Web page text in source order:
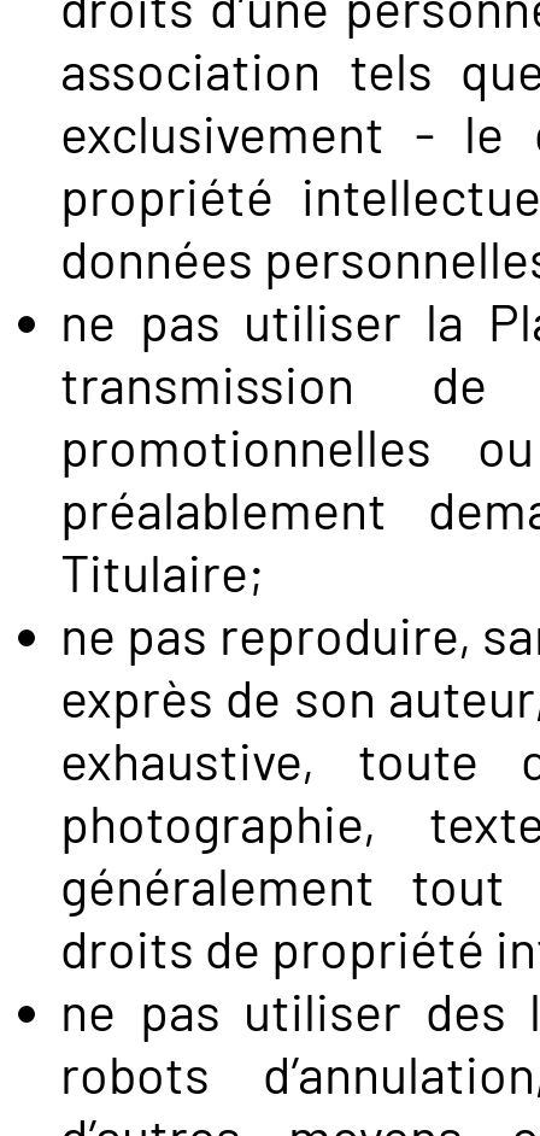
association tels
exclusivement -
propriété
données
ne pas utiliser la
transmission
promotionnelles
préalablement
Titulaire;
ne pas reproduire,
exprès de son
exhaustive, toute
photographie,
généralement
droits de propriété
ne pas utiliser des
robots